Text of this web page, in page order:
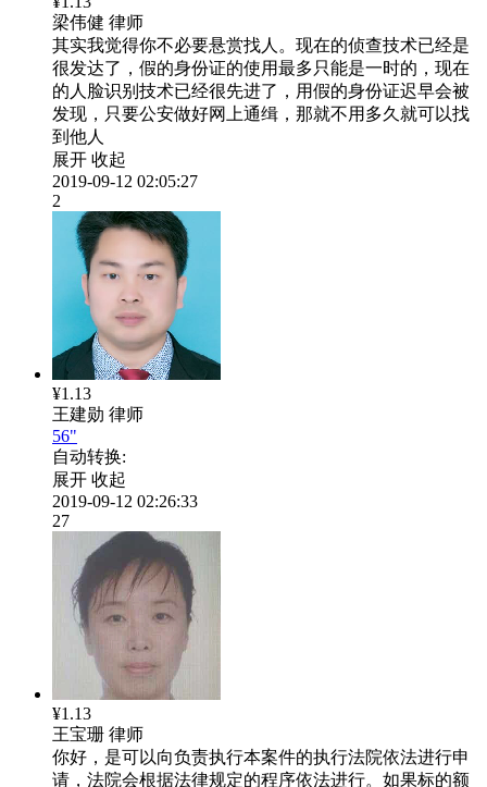
梁伟健 律师
其实我觉得你不必要悬赏找人。现在的侦查技术已经是
很发达了，假的身份证的使用最多只能是一时的，现在
的人脸识别技术已经很先进了，用假的身份证迟早会被
发现，只要公安做好网上通缉，那就不用多久就可以找
到他人
展开 收起
2019-09-12 02:05:27
2
¥1.13
王建勋 律师
56"
自动转换:
展开 收起
2019-09-12 02:26:33
27
¥1.13
王宝珊 律师
你好，是可以向负责执行本案件的执行法院依法进行申
请，法院会根据法律规定的程序依法进行。如果标的额